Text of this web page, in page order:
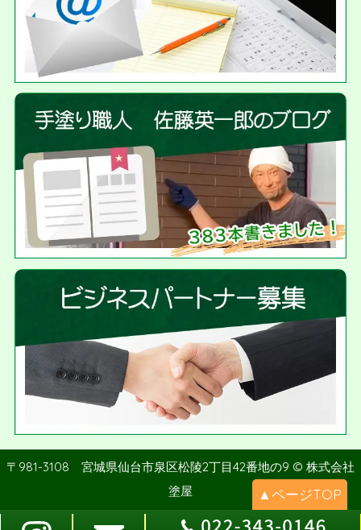
▲ページTOP
〒981-3108 宮城県仙台市泉区松陵2丁目42番地の9 © 株式会社
塗屋